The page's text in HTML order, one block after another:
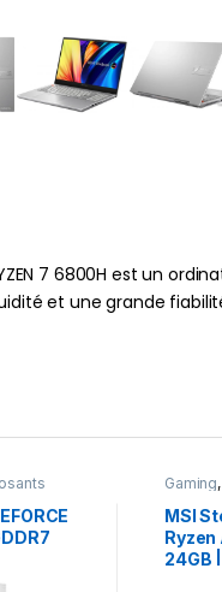
7 6800H est un
et une grande
Gaming,
MSI
Ryzen
24GB